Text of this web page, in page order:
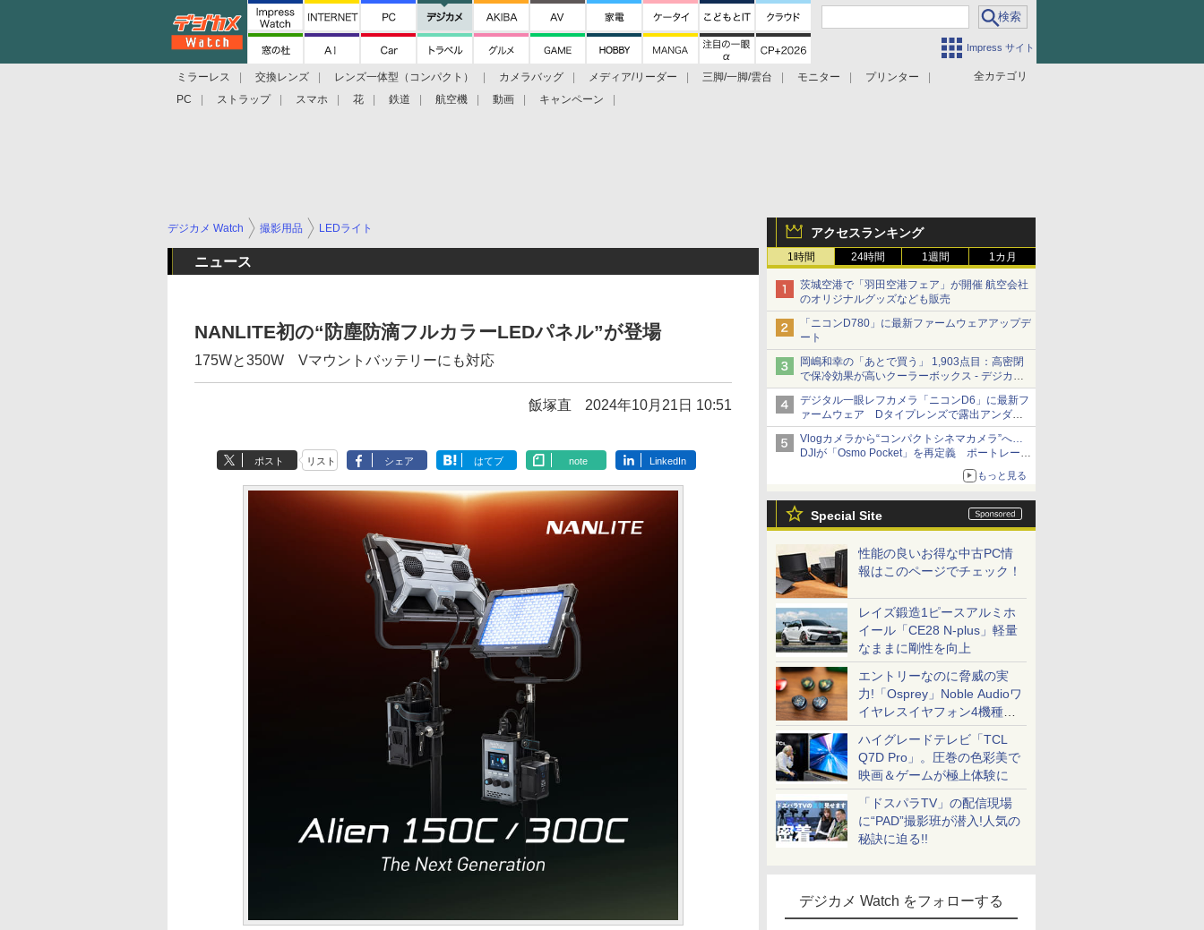
Impress サイト
全カテゴリ
ミラーレス 交換レンズ レンズ一体型（コンパクト） カメラバッグ メディア/リーダー 三脚/一脚/雲台 モニター
プリンター
PC
ストラップ スマホ 花 鉄道 航空機 動画 キャンペーン
アクセスランキング
1時間 24時間 1週間 1カ月
茨城空港で「羽田空港フェア」が開催 航空会社
のオリジナルグッズなども販売
「ニコンD780」に最新ファームウェアアップデ
ート
岡嶋和幸の「あとで買う」 1,903点目：高密閉
で保冷効果が高いクーラーボックス - デジカメ
Watch
デジタル一眼レフカメラ「ニコンD6」に最新フ
ァームウェア Dタイプレンズで露出アンダー
になる現象の修正など
Vlogカメラから“コンパクトシネマカメラ”へ…
DJIが「Osmo Pocket」を再定義 ポートレート
もっと見る
Special Site
性能の良いお得な中古PC情
報はこのページでチェック！
レイズ鍛造1ピースアルミホ
イール「CE28 N-plus」軽量
なままに剛性を向上
エントリーなのに脅威の実
力!「Osprey」Noble Audioワ
イヤレスイヤフォン4機種を
一気に聴く
ハイグレードテレビ「TCL
Q7D Pro」。圧巻の色彩美で
映画＆ゲームが極上体験に
「ドスパラTV」の配信現場
に“PAD”撮影班が潜入!人気の
秘訣に迫る!!
デジカメ Watch をフォローする
デジカメ Watch 撮影用品 LEDライト
ニュース
NANLITE初の“防塵防滴フルカラーLEDパネル”が登場
175Wと350W Vマウントバッテリーにも対応
飯塚直 2024年10月21日 10:51
ポスト リスト シェア はてブ note LinkedIn